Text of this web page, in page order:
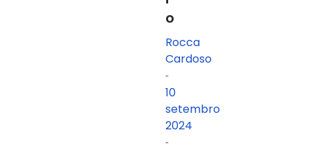
o
Rocca
Cardoso
-
10
setembro
2024
-